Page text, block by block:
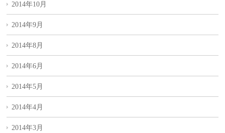
2014年10月
2014年9月
2014年8月
2014年6月
2014年5月
2014年4月
2014年3月